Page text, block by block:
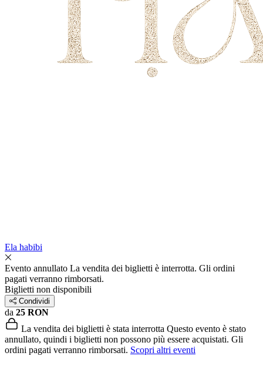
Ela habibi
Evento annullato La vendita dei biglietti è interrotta. Gli ordini
pagati verranno rimborsati.
Biglietti non disponibili
Condividi
da 25 RON
La vendita dei biglietti è stata interrotta Questo evento è stato
annullato, quindi i biglietti non possono più essere acquistati. Gli
ordini pagati verranno rimborsati. Scopri altri eventi